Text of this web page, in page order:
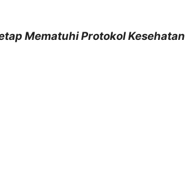
Mematuhi Protokol Kesehatan